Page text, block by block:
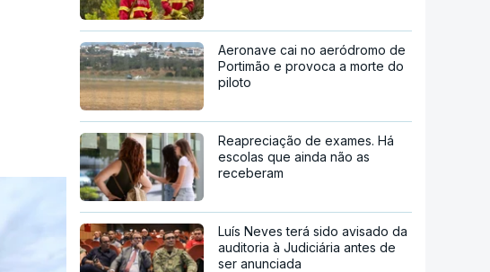
Aeronave cai no aeródromo de
Portimão e provoca a morte do
piloto
Reapreciação de exames. Há
escolas que ainda não as
receberam
Luís Neves terá sido avisado da
auditoria à Judiciária antes de
ser anunciada